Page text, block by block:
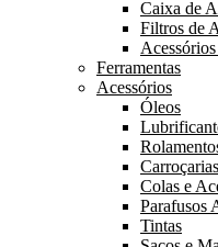
Caixa de
Filtros de
Ferramentas
Acessórios
Óleos
Carroçarias
Colas e
Parafusos
Tintas